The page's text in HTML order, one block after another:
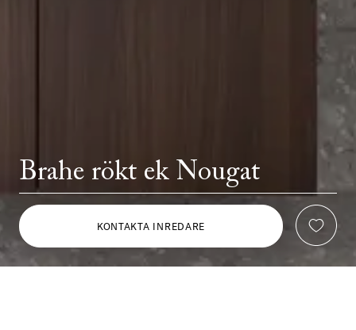
Brahe rökt ek Nougat
KONTAKTA INREDARE